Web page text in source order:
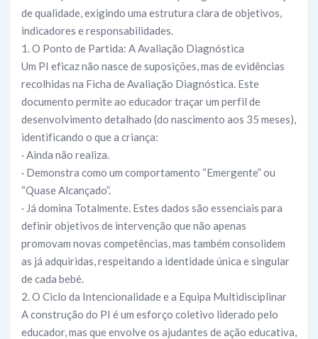
de qualidade, exigindo uma estrutura clara de objetivos,
indicadores e responsabilidades.
1. O Ponto de Partida: A Avaliação Diagnóstica
Um PI eficaz não nasce de suposições, mas de evidências
recolhidas na Ficha de Avaliação Diagnóstica. Este
documento permite ao educador traçar um perfil de
desenvolvimento detalhado (do nascimento aos 35 meses),
identificando o que a criança:
· Ainda não realiza.
· Demonstra como um comportamento “Emergente” ou
“Quase Alcançado”.
· Já domina Totalmente. Estes dados são essenciais para
definir objetivos de intervenção que não apenas
promovam novas competências, mas também consolidem
as já adquiridas, respeitando a identidade única e singular
de cada bebé.
2. O Ciclo da Intencionalidade e a Equipa Multidisciplinar
A construção do PI é um esforço coletivo liderado pelo
educador, mas que envolve os ajudantes de ação educativa,